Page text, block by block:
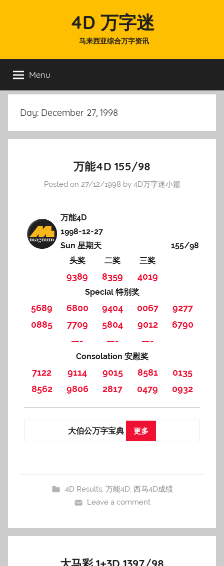
4D 万字迷
马来西亚综合万字资讯
Menu
Day: December 27, 1998
万能4D 155/98
Posted on 27/12/1998 by 4D万字迷小篇
万能4D
1998-12-27
Sun 星期天
155/98
头奖
二奖 三奖
9389 8359 4019
Special 特别奖
5689 6800 9404 0067
9277
0885
7709 5804 9012
6790
—-
—- —-
Consolation 安慰奖
7122 9114 9015 8581
0135
8562
9806 2817 0479 0932
大伯公万字宝典 更多
4D Results, 万能4D, 西马4D成绩
Leave a comment